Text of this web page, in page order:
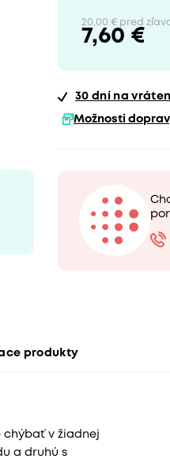
20,00 € pred
7,60 €
30 dní na
Možnosti
produkty
v žiadnej
a druhú s